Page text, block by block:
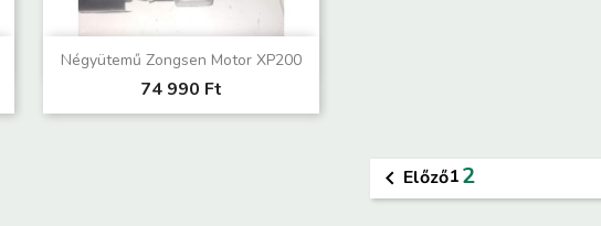
Négyütemű Zongsen Motor XP200
74 990 Ft
Előnézet
 Előző12